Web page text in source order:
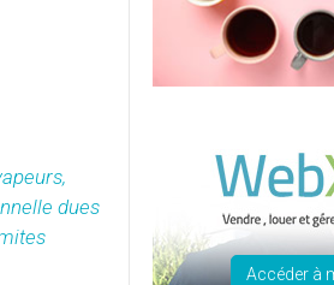
dues
Accéder à